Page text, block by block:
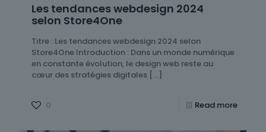
Les tendances webdesign 2024
selon Store4One
Titre : Les tendances webdesign 2024 selon
Store4One Introduction : Dans un monde numérique
en constante évolution, le design web reste au
cœur des stratégies digitales […]
0 Read more